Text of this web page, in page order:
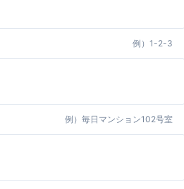
例） 1-2-3
例） 毎日マンション102号室